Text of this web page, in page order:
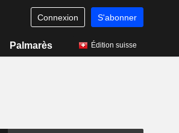
Connexion S'abonner
Palmarès Édition suisse